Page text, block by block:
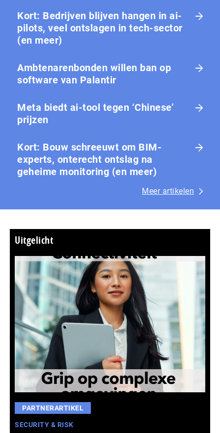
Kort: Bedrijven blijven hangen in ai-
pilots, veel ontslagen in tech-sector
(en meer)
Ambtenarenbonden willen ban op
software van Palantir
Meta biedt ai-tool tegen ‘Chinese’
prijzen
Kort: Bouw schreeuwt om BIM-
experts, onterecht ontslag na
geheime monitoring (en meer)
Meer artikelen
Uitgelicht
PARTNERARTIKEL
SECURITY & RISK